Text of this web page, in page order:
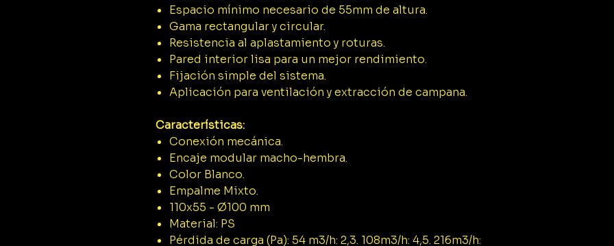
Espacio mínimo necesario de 55mm de altura.
Gama rectangular y circular.
Resistencia al aplastamiento y roturas.
Pared interior lisa para un mejor rendimiento.
Fijación simple del sistema.
Aplicación para ventilación y extracción de campana.
Características:
Conexión mecánica.
Encaje modular macho-hembra.
Color Blanco.
Empalme Mixto.
110x55 - Ø100 mm
Material: PS
Pérdida de carga (Pa): 54 m3/h: 2,3. 108m3/h: 4,5. 216m3/h: